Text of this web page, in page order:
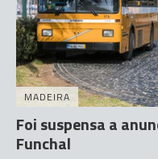
MADEIRA
Foi suspensa a
Funchal